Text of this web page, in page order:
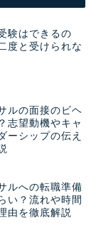
験はできるの
度と受けられな
ルの面接のビヘ
志望動機やキャ
ーシップの伝え
ルへの転職準備
い？流れや時間
由を徹底解説